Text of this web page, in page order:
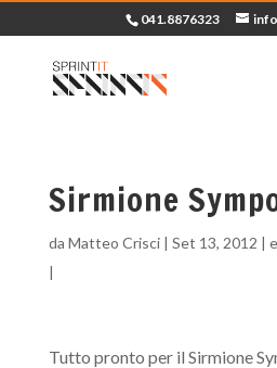
041.8876323
Sirmione
da Matteo Crisci| Set 13, 2012 |
|
Tutto pronto per il Sirmione